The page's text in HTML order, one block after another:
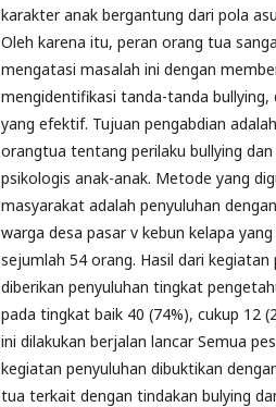
karakter anak bergantung dari pola
Oleh karena itu, peran orang tua
mengatasi masalah ini dengan
mengidentifikasi tanda-tanda
yang efektif. Tujuan pengabdian
orangtua tentang perilaku bullying
psikologis anak-anak. Metode yang
masyarakat adalah penyuluhan
warga desa pasar v kebun kelapa
sejumlah 54 orang. Hasil dari
diberikan penyuluhan tingkat
pada tingkat baik 40 (74%), cukup 12
ini dilakukan berjalan lancar Semua
kegiatan penyuluhan dibuktikan
tua terkait dengan tindakan bulying